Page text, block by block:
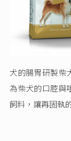
犬的腸胃研製柴
為柴犬的口腔與
飼料，讓再固執